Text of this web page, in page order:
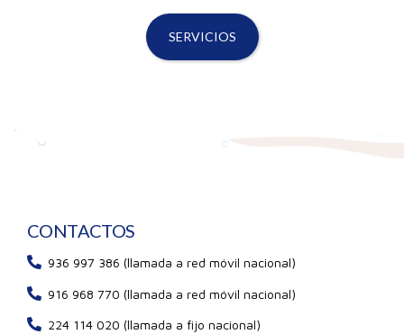
SERVICIOS
CONTACTOS
936 997 386 (llamada a red móvil nacional)
916 968 770 (llamada a red móvil nacional)
224 114 020 (llamada a fijo nacional)